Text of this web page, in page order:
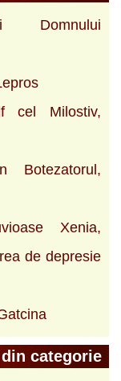
Domnului
cel Milostiv,
Botezatorul,
Xenia,
de depresie
categorie